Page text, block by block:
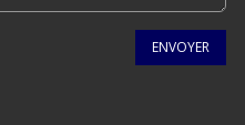
ENVOYER